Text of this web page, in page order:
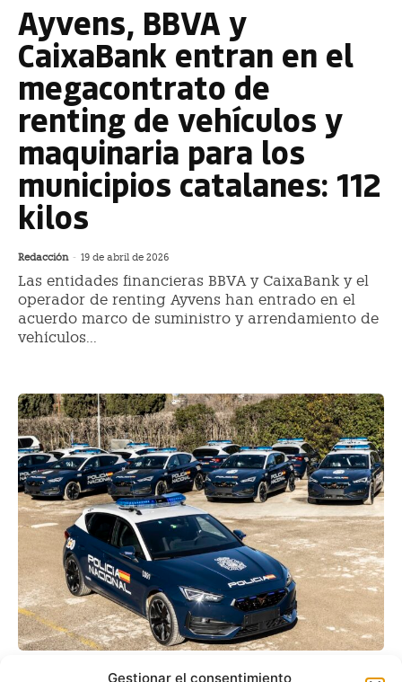
Gestionar el consentimiento
Ayvens, BBVA y
CaixaBank entran en el
megacontrato de
renting de vehículos y
maquinaria para los
municipios catalanes: 112
kilos
Redacción - 19 de abril de 2026
Las entidades financieras BBVA y CaixaBank y el
operador de renting Ayvens han entrado en el
acuerdo marco de suministro y arrendamiento de
vehículos...